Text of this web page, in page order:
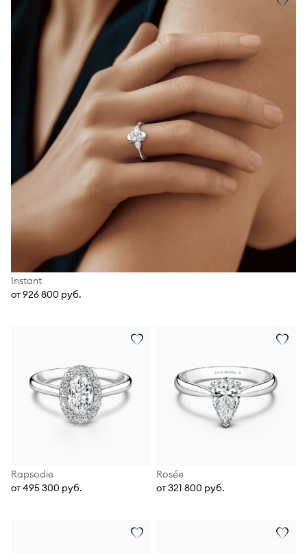
Instant
от 926 800 руб.
Rapsodie
от 495 300 руб.
Rosée
от 321 800 руб.